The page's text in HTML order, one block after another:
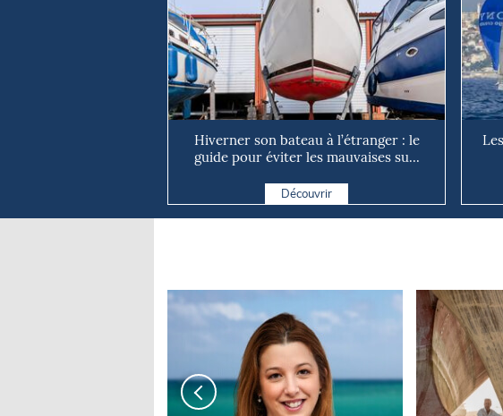
Hiverner son bateau à l’étranger : le
guide pour éviter les mauvaises su...
Découvrir